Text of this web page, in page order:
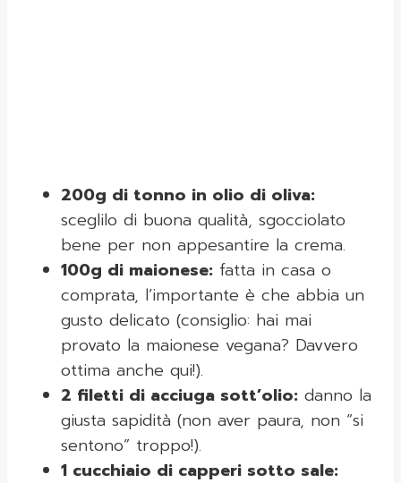
200g di tonno in olio di oliva:
sceglilo di buona qualità, sgocciolato
bene per non appesantire la crema.
100g di maionese: fatta in casa o
comprata, l’importante è che abbia un
gusto delicato (consiglio: hai mai
provato la maionese vegana? Davvero
ottima anche qui!).
2 filetti di acciuga sott’olio: danno la
giusta sapidità (non aver paura, non “si
sentono” troppo!).
1 cucchiaio di capperi sotto sale: